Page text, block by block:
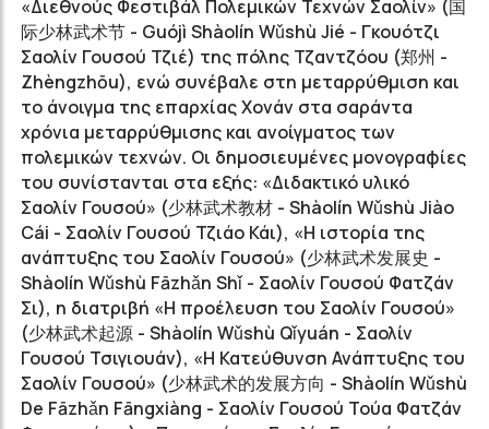
«Διεθνούς Φεστιβάλ Πολεμικών Τεχνών Σαολίν» (国
际少林武术节 - Guójì Shàolín Wǔshù Jié - Γκουότζι
Σαολίν Γουσού Τζιέ) της πόλης Τζαντζόου (郑州 -
Zhèngzhōu), ενώ συνέβαλε στη μεταρρύθμιση και
το άνοιγμα της επαρχίας Χονάν στα σαράντα
χρόνια μεταρρύθμισης και ανοίγματος των
πολεμικών τεχνών. Οι δημοσιευμένες μονογραφίες
του συνίστανται στα εξής: «Διδακτικό υλικό
Σαολίν Γουσού» (少林武术教材 - Shàolín Wǔshù Jiào
Cái - Σαολίν Γουσού Τζιάο Κάι), «Η ιστορία της
ανάπτυξης του Σαολίν Γουσού» (少林武术发展史 -
Shàolín Wǔshù Fāzhǎn Shǐ - Σαολίν Γουσού Φατζάν
Σι), η διατριβή «Η προέλευση του Σαολίν Γουσού»
(少林武术起源 - Shàolín Wǔshù Qǐyuán - Σαολίν
Γουσού Τσιγιουάν), «Η Κατεύθυνση Ανάπτυξης του
Σαολίν Γουσού» (少林武术的发展方向 - Shàolín Wǔshù
De Fāzhǎn Fāngxiàng - Σαολίν Γουσού Τούα Φατζάν